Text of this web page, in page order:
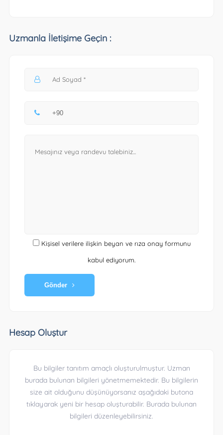
Uzmanla İletişime Geçin :
Kişisel verilere ilişkin beyan ve rıza onay formunu
kabul ediyorum.
Gönder
Hesap Oluştur
Bu bilgiler tanıtım amaçlı oluşturulmuştur. Uzman
burada bulunan bilgileri yönetmemektedir. Bu bilgilerin
size ait olduğunu düşünüyorsanız aşağıdaki butona
tıklayarak yeni bir hesap oluşturabilir. Burada bulunan
bilgileri düzenleyebilirsiniz.